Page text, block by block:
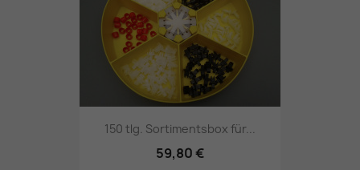
150 tlg. Sortimentsbox für...
59,80 €